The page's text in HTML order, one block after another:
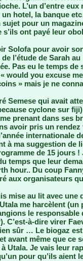
L’un d’entre
un hotel, la banque
sujet pour un
s’ils ont payé leur
Solofa pour avoir
l’étude de Sarah
Pas eu le temps
would you excuse
» mais je ne
Semese qui avait
cyclone sur
me prenant dans ses
avoir pris un
internationale
à ma suggestion de
de 15 jours !
temps que leur
hour.. Du coup
aux organisateurs
mise au lit avec
me harcèlent
le
C’est-à-dire virer
sûr … Le biogaz
avant même que ce
Utala. Je vais leur
pour qu’ils aient